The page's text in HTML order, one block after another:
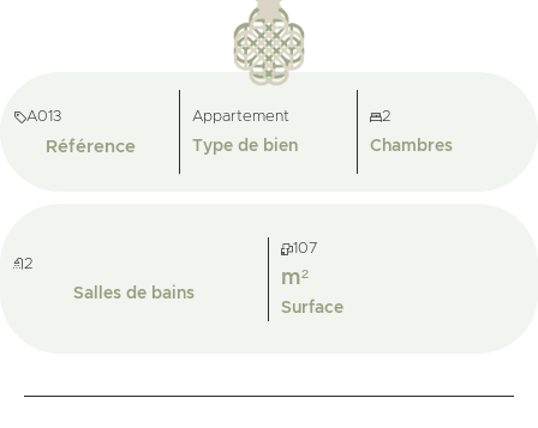
A013
Référence
Appartement
Type de bien
2
Chambres
2
Salles de bains
m²
107
Surface